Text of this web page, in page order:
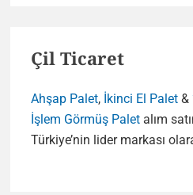
Çil Ticaret
Ahşap Palet, İkinci El Palet &
İşlem Görmüş Palet alım
Türkiye’nin lider markası